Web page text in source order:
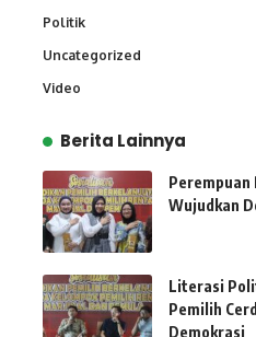
Politik
Uncategorized
Video
Berita Lainnya
Perempuan
Wujudkan
Literasi
Pemilih
Demokrasi